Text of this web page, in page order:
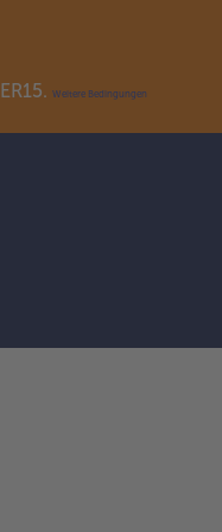
Weitere Bedingungen